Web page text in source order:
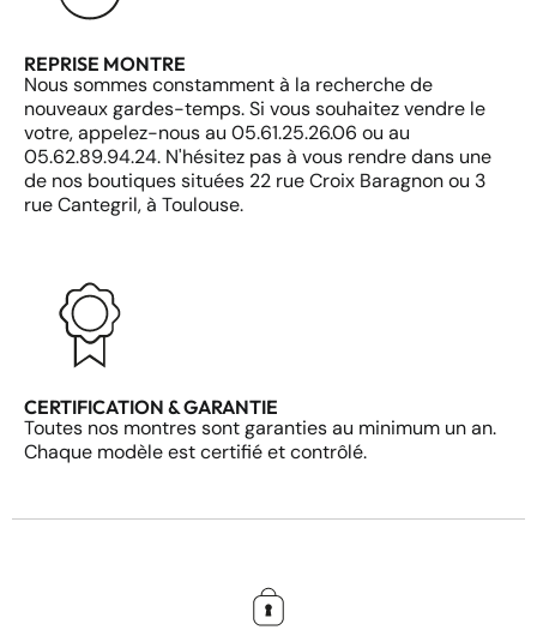
REPRISE MONTRE
Nous sommes constamment à la recherche de
nouveaux gardes-temps. Si vous souhaitez vendre le
votre, appelez-nous au 05.61.25.26.06 ou au
05.62.89.94.24. N'hésitez pas à vous rendre dans une
de nos boutiques situées 22 rue Croix Baragnon ou 3
rue Cantegril, à Toulouse.
CERTIFICATION & GARANTIE
Toutes nos montres sont garanties au minimum un an.
Chaque modèle est certifié et contrôlé.